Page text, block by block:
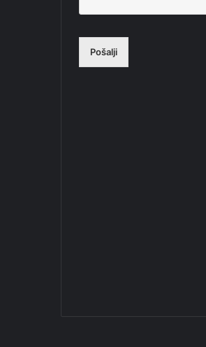
Pošalji